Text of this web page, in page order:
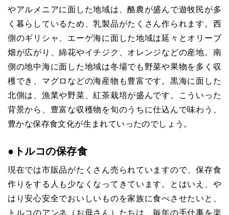
やアルメニアに面した地域は、酪農が盛んで遊牧民が多
く暮らしているため、乳製品がたくさん作られます。西
側のギリシャ、エーゲ海に面した地域は延々とオリーブ
畑が広がり、綿花やイチジク、オレンジなどの産地。南
側の地中海に面した地域は冬場でも野菜や果物を多く収
穫でき、マグロなどの海産物も豊富です。黒海に面した
北側は、漁業や野菜、紅茶栽培が盛んです。こういった
背景から、豊富な収穫物を旬のうちに仕込んで味わう、
豊かな保存食文化が生まれていったのでしょう。
● トルコの保存食
現在では市販品がたくさん売られていますので、保存食
作りをする人も少なくなってきています。とはいえ、や
はり安心安全でおいしいものを家族に食べさせたいと、
トルコのアンネ（お母さん）たちは、毎年の手仕事を楽